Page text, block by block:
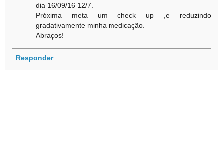
dia 16/09/16 12/7.
Próxima meta um check up ,e reduzindo
gradativamente minha medicação.
Abraços!
Responder